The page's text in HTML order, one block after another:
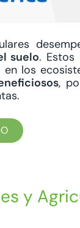
suelo. Estos
en los
,
y